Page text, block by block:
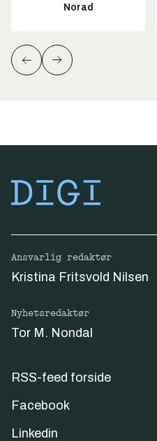
Norad
Ansvarlig redaktør
Kristina Fritsvold Nilsen
Nyhetsredaktør
Tor M. Nondal
RSS-feed forside
Facebook
Linkedin